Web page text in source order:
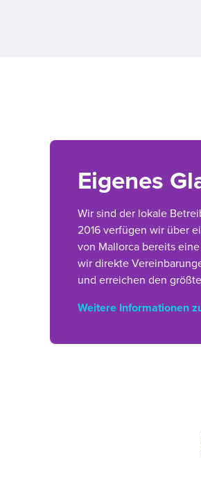
Eigenes
Wir sind der lokale
2016 verfügen wir über
von Mallorca bereits
wir direkte
und erreichen den
Weitere Informationen